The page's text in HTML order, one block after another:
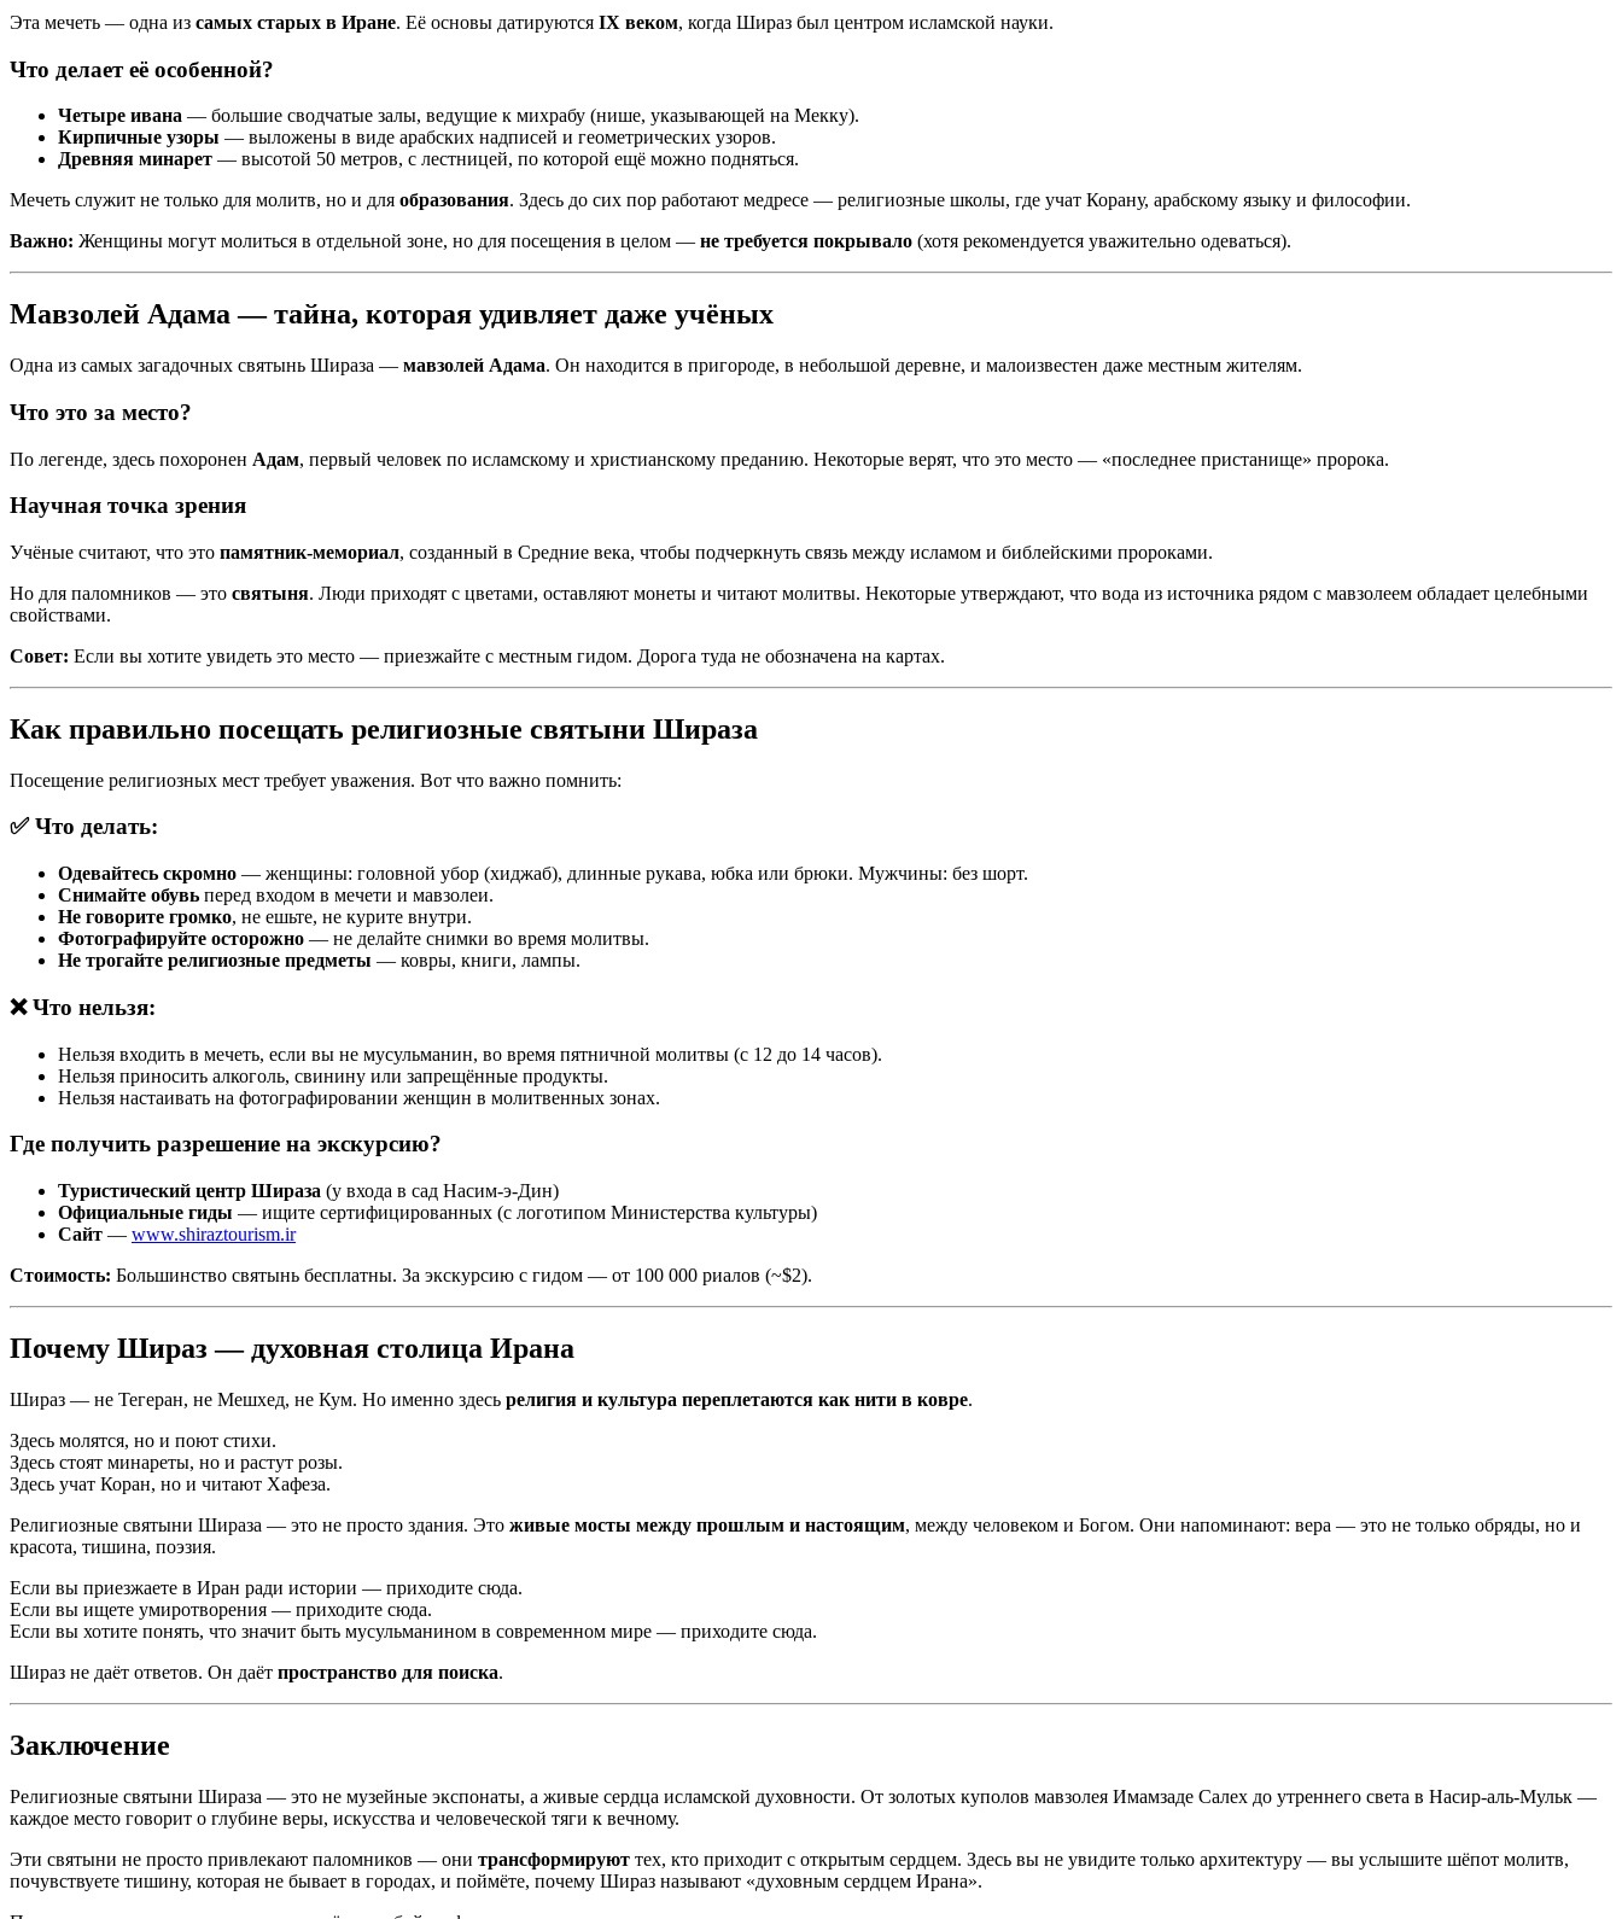
Эта мечеть — одна из самых старых в Иране. Её основы датируются IX веком, когда Шираз был центром исламской науки.
Что делает её особенной?
Четыре ивана — большие сводчатые залы, ведущие к михрабу (нише, указывающей на Мекку).
Кирпичные узоры — выложены в виде арабских надписей и геометрических узоров.
Древняя минарет — высотой 50 метров, с лестницей, по которой ещё можно подняться.
Мечеть служит не только для молитв, но и для образования. Здесь до сих пор работают медресе — религиозные школы, где учат Корану, арабскому языку и философии.
Важно: Женщины могут молиться в отдельной зоне, но для посещения в целом — не требуется покрывало (хотя рекомендуется уважительно одеваться).
Мавзолей Адама — тайна, которая удивляет даже учёных
Одна из самых загадочных святынь Шираза — мавзолей Адама. Он находится в пригороде, в небольшой деревне, и малоизвестен даже местным жителям.
Что это за место?
По легенде, здесь похоронен Адам, первый человек по исламскому и христианскому преданию. Некоторые верят, что это место — «последнее пристанище» пророка.
Научная точка зрения
Учёные считают, что это памятник-мемориал, созданный в Средние века, чтобы подчеркнуть связь между исламом и библейскими пророками.
Но для паломников — это святыня. Люди приходят с цветами, оставляют монеты и читают молитвы. Некоторые утверждают, что вода из источника рядом с мавзолеем обладает целебными
свойствами.
Совет: Если вы хотите увидеть это место — приезжайте с местным гидом. Дорога туда не обозначена на картах.
Как правильно посещать религиозные святыни Шираза
Посещение религиозных мест требует уважения. Вот что важно помнить:
✅ Что делать:
Одевайтесь скромно — женщины: головной убор (хиджаб), длинные рукава, юбка или брюки. Мужчины: без шорт.
Снимайте обувь перед входом в мечети и мавзолеи.
Не говорите громко, не ешьте, не курите внутри.
Фотографируйте осторожно — не делайте снимки во время молитвы.
Не трогайте религиозные предметы — ковры, книги, лампы.
❌ Что нельзя:
Нельзя входить в мечеть, если вы не мусульманин, во время пятничной молитвы (с 12 до 14 часов).
Нельзя приносить алкоголь, свинину или запрещённые продукты.
Нельзя настаивать на фотографировании женщин в молитвенных зонах.
Где получить разрешение на экскурсию?
Туристический центр Шираза (у входа в сад Насим-э-Дин)
Официальные гиды — ищите сертифицированных (с логотипом Министерства культуры)
Сайт — www.shiraztourism.ir
Стоимость: Большинство святынь бесплатны. За экскурсию с гидом — от 100 000 риалов (~$2).
Почему Шираз — духовная столица Ирана
Шираз — не Тегеран, не Мешхед, не Кум. Но именно здесь религия и культура переплетаются как нити в ковре.
Здесь молятся, но и поют стихи.
Здесь стоят минареты, но и растут розы.
Здесь учат Коран, но и читают Хафеза.
Религиозные святыни Шираза — это не просто здания. Это живые мосты между прошлым и настоящим, между человеком и Богом. Они напоминают: вера — это не только обряды, но и
красота, тишина, поэзия.
Если вы приезжаете в Иран ради истории — приходите сюда.
Если вы ищете умиротворения — приходите сюда.
Если вы хотите понять, что значит быть мусульманином в современном мире — приходите сюда.
Шираз не даёт ответов. Он даёт пространство для поиска.
Заключение
Религиозные святыни Шираза — это не музейные экспонаты, а живые сердца исламской духовности. От золотых куполов мавзолея Имамзаде Салех до утреннего света в Насир-аль-Мульк —
каждое место говорит о глубине веры, искусства и человеческой тяги к вечному.
Эти святыни не просто привлекают паломников — они трансформируют тех, кто приходит с открытым сердцем. Здесь вы не увидите только архитектуру — вы услышите шёпот молитв,
почувствуете тишину, которая не бывает в городах, и поймёте, почему Шираз называют «духовным сердцем Ирана».